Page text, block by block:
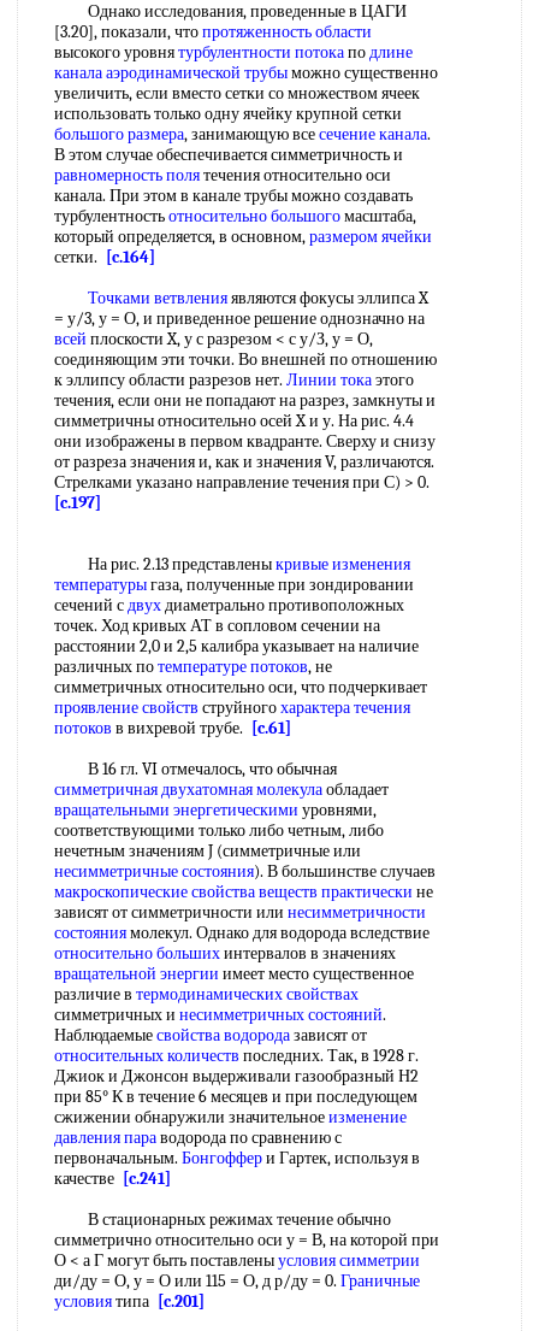
Однако исследования, проведенные в ЦАГИ
[3.20], показали, чтопротяженность области
высокого уровнятурбулентности потокаподлине
каналааэродинамической трубыможно существенно
увеличить, если вместо сетки со множеством ячеек
использовать только одну ячейку крупной сетки
большого размера, занимающую всесечение канала.
В этом случае обеспечивается симметричность и
равномерность полятечения относительно оси
канала. При этом в канале трубы можно создавать
турбулентностьотносительно большогомасштаба,
который определяется, в основном,размером ячейки
сетки.
[c.164]
Точками ветвленияявляются фокусы эллипса X
= у/3, у = О, и приведенное решение однозначно на
всей плоскости X, у с разрезом < с у/З, у = О,
соединяющим эти точки. Во внешней по отношению
к эллипсу области разрезов нет. Линии токаэтого
течения, если они не попадают на разрез, замкнуты и
симметричны относительно осей X и у. На рис. 4.4
они изображены в первом квадранте. Сверху и снизу
от разреза значения и, как и значения V, различаются.
Стрелками указано направление течения при С) > 0.
[c.197]
На рис. 2.13 представленыкривые изменения
температурыгаза, полученные при зондировании
сечений сдвухдиаметрально противоположных
точек. Ход кривых АТ в сопловом сечении на
расстоянии 2,0 и 2,5 калибра указывает на наличие
различных потемпературе потоков, не
симметричных относительно оси, что подчеркивает
проявление свойств струйногохарактера течения
потоков в вихревой трубе.
[c.61]
В 16 гл. VI отмечалось, что обычная
симметричная двухатомная молекулаобладает
вращательными энергетическими уровнями,
соответствующими только либо четным, либо
нечетным значениям J (симметричные или
несимметричные состояния). В большинстве случаев
макроскопические свойствавеществ практически не
зависят от симметричности или несимметричности
состояниямолекул. Однако для водорода вследствие
относительно большихинтервалов в значениях
вращательной энергии имеет место существенное
различие в термодинамических свойствах
симметричных и несимметричных состояний.
Наблюдаемыесвойства водородазависят от
относительных количеств последних. Так, в 1928 г.
Джиок и Джонсон выдерживали газообразный Н2
при 85° К в течение 6 месяцев и при последующем
сжижении обнаружили значительноеизменение
давления параводорода по сравнению с
первоначальным. Бонгоффери Гартек, используя в
качестве [c.241]
В стационарных режимах течение обычно
симметрично относительно оси у = В, на которой при
О < а Г могут быть поставленыусловия симметрии
ди/ду = О, у = О или 115 = О, д р/ду = 0. Граничные
условиятипа [c.201]